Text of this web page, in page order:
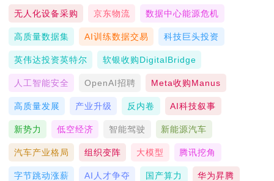
无人化设备采购 京东物流 数据中心能源危机
高质量数据集 AI训练数据交易 科技巨头投资
英伟达投资英特尔 软银收购DigitalBridge
人工智能安全 OpenAI招聘 Meta收购Manus
高质量发展 产业升级 反内卷 AI科技叙事
新势力 低空经济 智能驾驶 新能源汽车
汽车产业格局 组织变阵 大模型 腾讯挖角
字节跳动涨薪 AI人才争夺 国产算力 华为昇腾